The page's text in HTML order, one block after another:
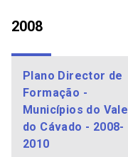
2008
Plano Director de
Formação -
Municípios do Vale
do Cávado - 2008-
2010